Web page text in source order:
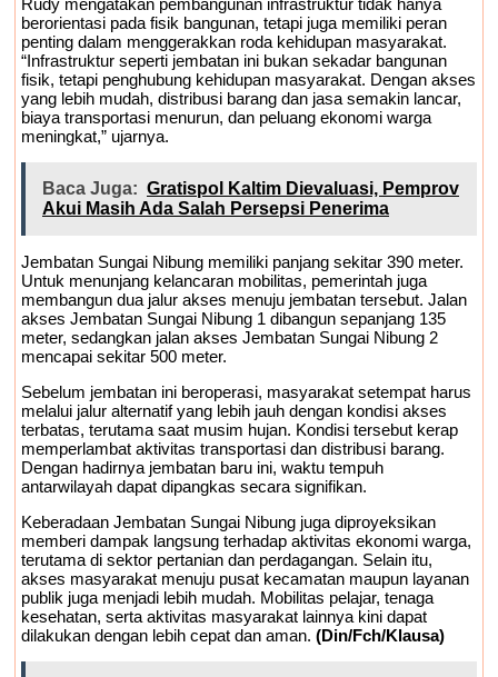
Rudy mengatakan pembangunan infrastruktur tidak hanya
berorientasi pada fisik bangunan, tetapi juga memiliki peran
penting dalam menggerakkan roda kehidupan masyarakat.
“Infrastruktur seperti jembatan ini bukan sekadar bangunan
fisik, tetapi penghubung kehidupan masyarakat. Dengan akses
yang lebih mudah, distribusi barang dan jasa semakin lancar,
biaya transportasi menurun, dan peluang ekonomi warga
meningkat,” ujarnya.
Baca Juga: Gratispol Kaltim Dievaluasi, Pemprov
Akui Masih Ada Salah Persepsi Penerima
Jembatan Sungai Nibung memiliki panjang sekitar 390 meter.
Untuk menunjang kelancaran mobilitas, pemerintah juga
membangun dua jalur akses menuju jembatan tersebut. Jalan
akses Jembatan Sungai Nibung 1 dibangun sepanjang 135
meter, sedangkan jalan akses Jembatan Sungai Nibung 2
mencapai sekitar 500 meter.
Sebelum jembatan ini beroperasi, masyarakat setempat harus
melalui jalur alternatif yang lebih jauh dengan kondisi akses
terbatas, terutama saat musim hujan. Kondisi tersebut kerap
memperlambat aktivitas transportasi dan distribusi barang.
Dengan hadirnya jembatan baru ini, waktu tempuh
antarwilayah dapat dipangkas secara signifikan.
Keberadaan Jembatan Sungai Nibung juga diproyeksikan
memberi dampak langsung terhadap aktivitas ekonomi warga,
terutama di sektor pertanian dan perdagangan. Selain itu,
akses masyarakat menuju pusat kecamatan maupun layanan
publik juga menjadi lebih mudah. Mobilitas pelajar, tenaga
kesehatan, serta aktivitas masyarakat lainnya kini dapat
dilakukan dengan lebih cepat dan aman. (Din/Fch/Klausa)